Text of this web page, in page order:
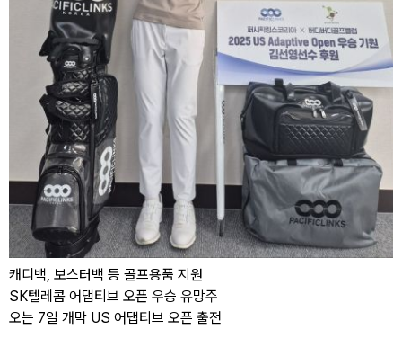
캐디백, 보스터백 등 골프용품 지원
SK텔레콤 어댑티브 오픈 우승 유망주
오는 7일 개막 US 어댑티브 오픈 출전